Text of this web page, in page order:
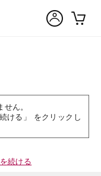
ん。
ける」 をクリックし
続ける